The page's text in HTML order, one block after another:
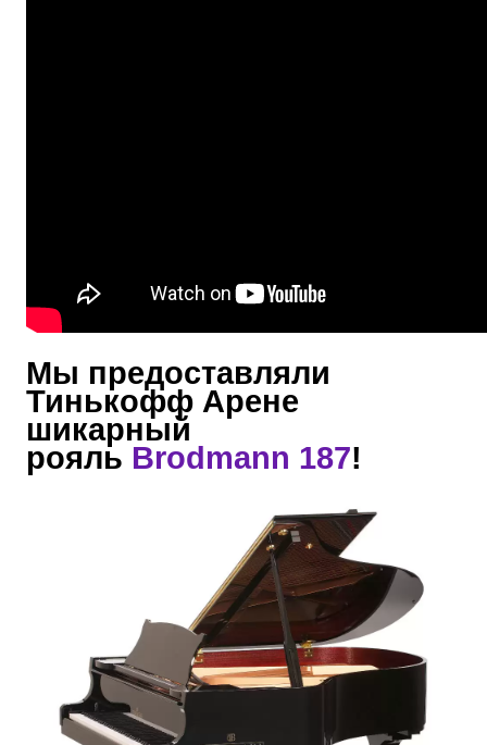
Мы предоставляли
Тинькофф Арене
шикарный
рояль Brodmann 187!